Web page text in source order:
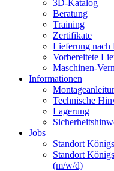
3D-Katalog
Beratung
Training
Zertifikate
Lieferung nach
Vorbereitete
Maschinen-
Informationen
Technische
Lagerung
Jobs
Standort
Standort
(m/w/d)